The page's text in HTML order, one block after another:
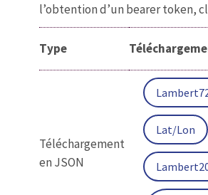
l’obtention d’un bearer token,
Type
Téléchargement
en JSON
Lat/Lon